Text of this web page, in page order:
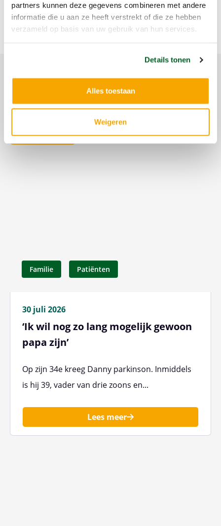
partners kunnen deze gegevens combineren met andere
informatie die u aan ze heeft verstrekt of die ze hebben
verzameld op basis van uw gebruik van hun services.
Details tonen
Alles toestaan
Weigeren
DEEL DIT ARTIKEL
Anders
Gerelateerd nieuws
Bekijk alle
Familie Patiënten
30 juli 2026
‘Ik wil nog zo lang mogelijk gewoon
papa zijn’
Op zijn 34e kreeg Danny parkinson. Inmiddels
is hij 39, vader van drie zoons en...
Lees meer